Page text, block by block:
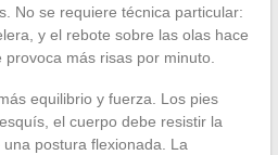
No se requiere técnica particular:
y el rebote sobre las olas hace
más risas por minuto.
equilibrio y fuerza. Los pies
el cuerpo debe resistir la
postura flexionada. La